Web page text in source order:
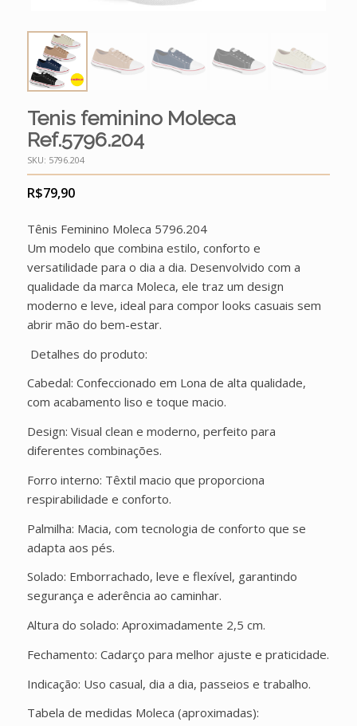
Tenis feminino Moleca
Ref.5796.204
SKU: 5796.204
R$79,90
Tênis Feminino Moleca 5796.204
Um modelo que combina estilo, conforto e
versatilidade para o dia a dia. Desenvolvido com a
qualidade da marca Moleca, ele traz um design
moderno e leve, ideal para compor looks casuais sem
abrir mão do bem-estar.
Detalhes do produto:
Cabedal: Confeccionado em Lona de alta qualidade,
com acabamento liso e toque macio.
Design: Visual clean e moderno, perfeito para
diferentes combinações.
Forro interno: Têxtil macio que proporciona
respirabilidade e conforto.
Palmilha: Macia, com tecnologia de conforto que se
adapta aos pés.
Solado: Emborrachado, leve e flexível, garantindo
segurança e aderência ao caminhar.
Altura do solado: Aproximadamente 2,5 cm.
Fechamento: Cadarço para melhor ajuste e praticidade.
Indicação: Uso casual, dia a dia, passeios e trabalho.
Tabela de medidas Moleca (aproximadas):